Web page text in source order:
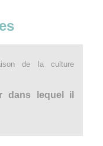
de la culture
dans lequel il